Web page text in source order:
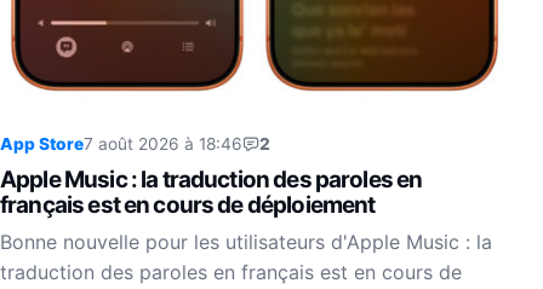
App Store7 août 2026 à 18:46 2
Apple Music : la traduction des paroles en
français est en cours de déploiement
Bonne nouvelle pour les utilisateurs d'Apple Music : la
traduction des paroles en français est en cours de